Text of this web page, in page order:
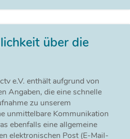
über die
e.V. enthält aufgrund von
Angaben, die eine schnelle
zu unserem
unmittelbare Kommunikation
ebenfalls eine allgemeine
elektronischen Post (E-Mail-